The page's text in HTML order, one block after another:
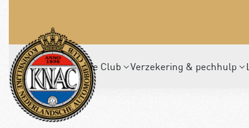
De Club Verzekering & pechhulp